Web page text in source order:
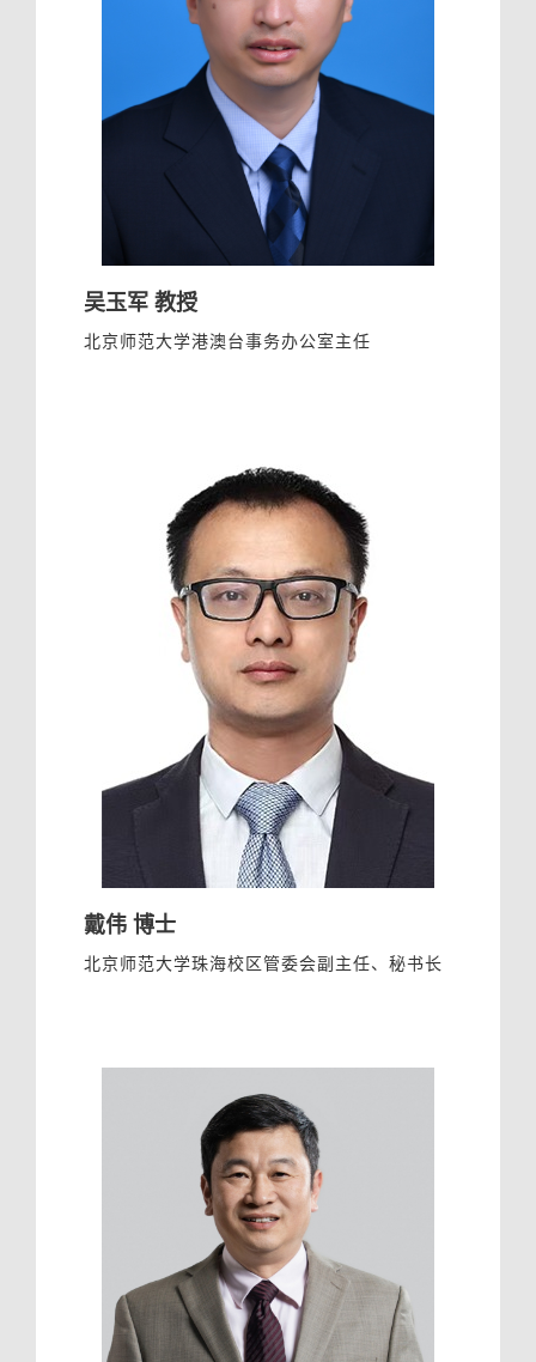
吴玉军 教授
北京师范大学港澳台事务办公室主任
戴伟 博士
北京师范大学珠海校区管委会副主任、秘书长